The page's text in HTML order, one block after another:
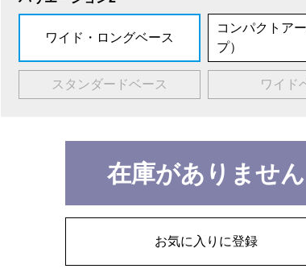
ワイド・ロングベース
コンパクトア
プ）
スタンダードベース ワイド
在庫がありません
お気に入りに登録